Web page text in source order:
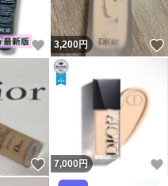
いいね！
3,200円
いいね！
7,000 円